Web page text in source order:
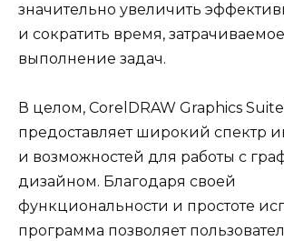
значительно увеличить
и сократить время,
выполнение задач.
В целом, CorelDRAW Graphics
предоставляет широкий спектр
и возможностей для работы с
дизайном. Благодаря своей
функциональности и простоте
программа позволяет